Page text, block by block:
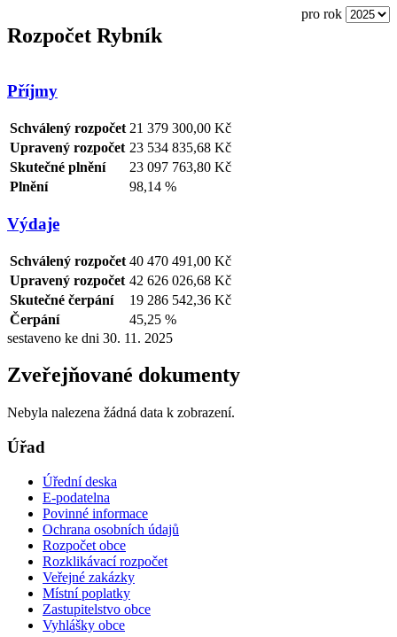
pro rok
Rozpočet Rybník
Příjmy
Schválený rozpočet 21 379 300,00 Kč
Upravený rozpočet 23 534 835,68 Kč
Skutečné plnění
23 097 763,80 Kč
Plnění
98,14 %
Výdaje
Schválený rozpočet 40 470 491,00 Kč
Upravený rozpočet 42 626 026,68 Kč
Skutečné čerpání
19 286 542,36 Kč
Čerpání
45,25 %
sestaveno ke dni 30. 11. 2025
Zveřejňované dokumenty
Nebyla nalezena žádná data k zobrazení.
Úřad
Úřední deska
E-podatelna
Povinné informace
Ochrana osobních údajů
Rozpočet obce
Rozklikávací rozpočet
Veřejné zakázky
Místní poplatky
Zastupitelstvo obce
Vyhlášky obce